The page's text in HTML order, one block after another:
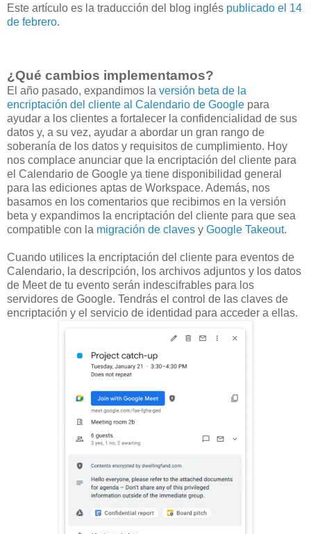
Este artículo es la traducción del blog inglés publicado el 14
de febrero.
¿Qué cambios implementamos?
El año pasado, expandimos la versión beta de la
encriptación del cliente al Calendario de Google para
ayudar a los clientes a fortalecer la confidencialidad de sus
datos y, a su vez, ayudar a abordar un gran rango de
soberanía de los datos y requisitos de cumplimiento. Hoy
nos complace anunciar que la encriptación del cliente para
el Calendario de Google ya tiene disponibilidad general
para las ediciones aptas de Workspace. Además, nos
basamos en los comentarios que recibimos en la versión
beta y expandimos la encriptación del cliente para que sea
compatible con la migración de claves y Google Takeout.
Cuando utilices la encriptación del cliente para eventos de
Calendario, la descripción, los archivos adjuntos y los datos
de Meet de tu evento serán indescifrables para los
servidores de Google. Tendrás el control de las claves de
encriptación y el servicio de identidad para acceder a ellas.